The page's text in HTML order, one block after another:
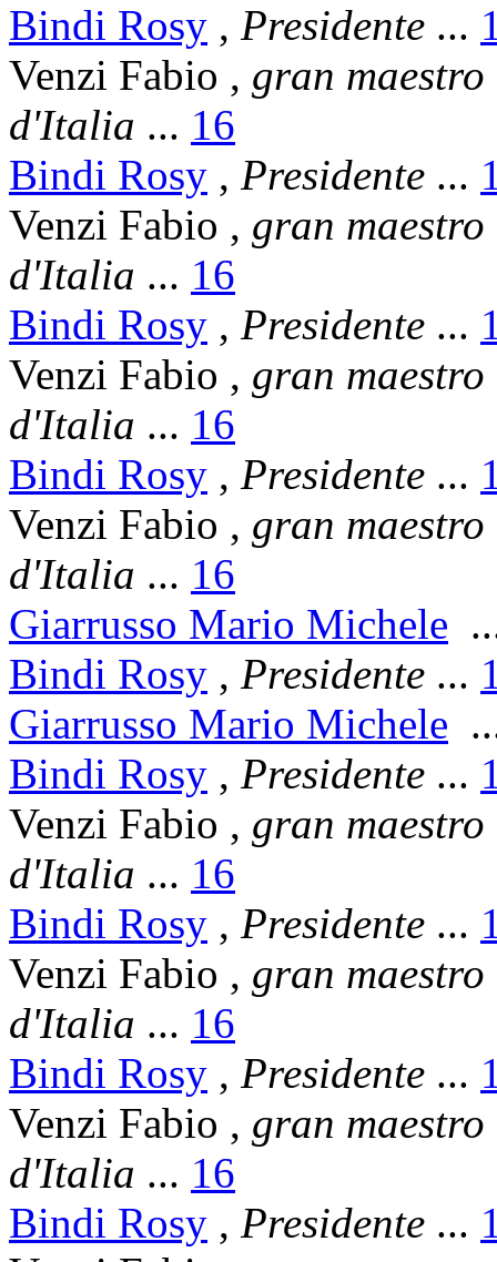
Bindi Rosy , Presidente ...
Venzi Fabio , gran
d'Italia ... 16
Bindi Rosy , Presidente ...
Venzi Fabio , gran
d'Italia ... 16
Bindi Rosy , Presidente ...
Venzi Fabio , gran
d'Italia ... 16
Bindi Rosy , Presidente ...
Venzi Fabio , gran
d'Italia ... 16
Giarrusso Mario Michele
Bindi Rosy , Presidente ...
Giarrusso Mario Michele
Bindi Rosy , Presidente ...
Venzi Fabio , gran
d'Italia ... 16
Bindi Rosy , Presidente ...
Venzi Fabio , gran
d'Italia ... 16
Bindi Rosy , Presidente ...
Venzi Fabio , gran
d'Italia ... 16
Bindi Rosy , Presidente ...